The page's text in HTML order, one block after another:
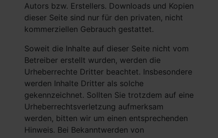
Autors bzw. Erstellers. Downloads und Kopien
dieser Seite sind nur für den privaten, nicht
kommerziellen Gebrauch gestattet.
Soweit die Inhalte auf dieser Seite nicht vom
Betreiber erstellt wurden, werden die
Urheberrechte Dritter beachtet. Insbesondere
werden Inhalte Dritter als solche
gekennzeichnet. Sollten Sie trotzdem auf eine
Urheberrechtsverletzung aufmerksam
werden, bitten wir um einen entsprechenden
Hinweis. Bei Bekanntwerden von